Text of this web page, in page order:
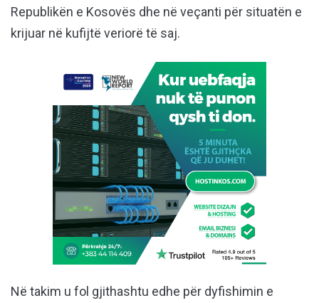
Republikën e Kosovës dhe në veçanti për situatën e
krijuar në kufijtë veriorë të saj.
Në takim u fol gjithashtu edhe për dyfishimin e